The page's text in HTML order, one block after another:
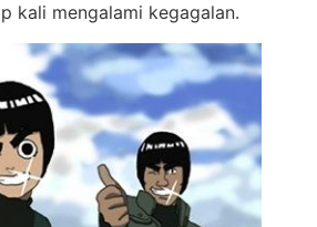
kali mengalami kegagalan.